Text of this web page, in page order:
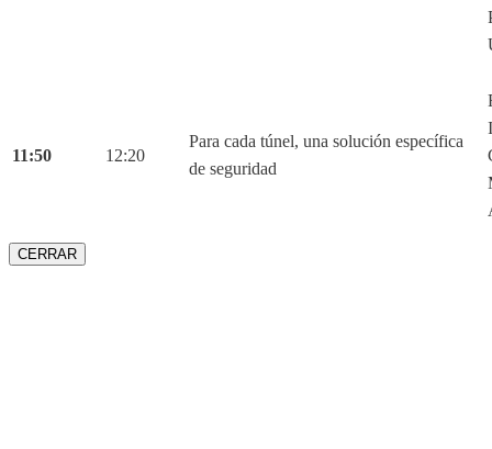
11:50 12:20
Para cada túnel, una solución específica
de seguridad
CERRAR